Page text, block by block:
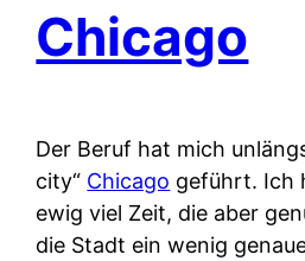
Chicago
Der Beruf hat mich
city“ Chicago geführt. Ich
ewig viel Zeit, die aber
die Stadt ein wenig